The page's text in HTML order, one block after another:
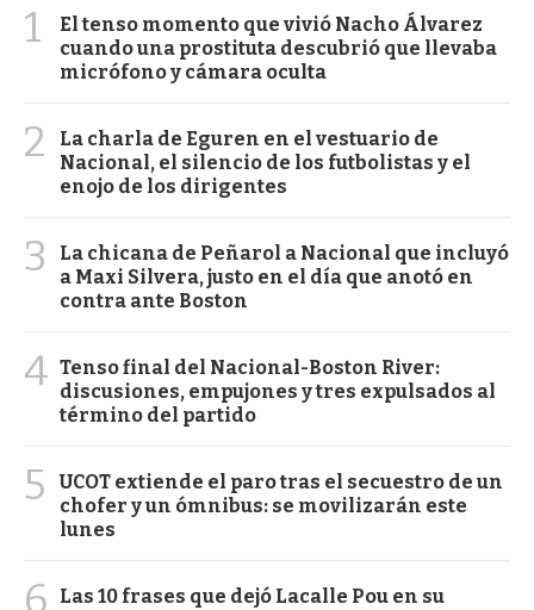
1
El tenso momento que vivió Nacho Álvarez
cuando una prostituta descubrió que llevaba
micrófono y cámara oculta
2
La charla de Eguren en el vestuario de
Nacional, el silencio de los futbolistas y el
enojo de los dirigentes
3
La chicana de Peñarol a Nacional que incluyó
a Maxi Silvera, justo en el día que anotó en
contra ante Boston
4 Tenso final del Nacional-Boston River:
discusiones, empujones y tres expulsados al
término del partido
5
UCOT extiende el paro tras el secuestro de un
chofer y un ómnibus: se movilizarán este
lunes
6
Las 10 frases que dejó Lacalle Pou en su